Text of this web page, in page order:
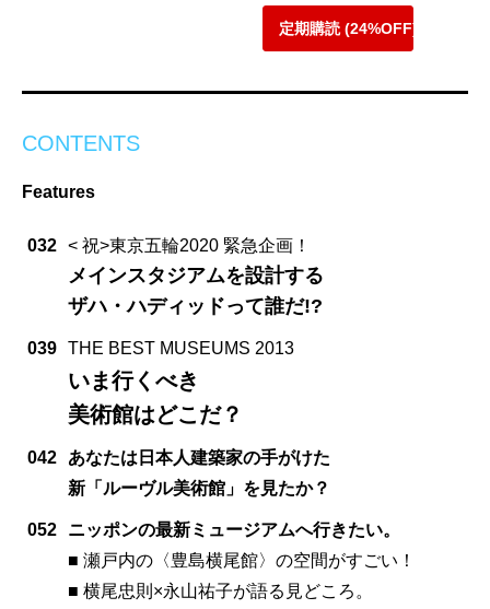
定期購読 (24%OFF)
CONTENTS
Features
032 < 祝>東京五輪2020 緊急企画！
メインスタジアムを設計する
ザハ・ハディッドって誰だ!?
039 THE BEST MUSEUMS 2013
いま行くべき
美術館はどこだ？
042
あなたは日本人建築家の手がけた
新「ルーヴル美術館」を見たか？
052
ニッポンの最新ミュージアムへ行きたい。
■ 瀬戸内の〈豊島横尾館〉の空間がすごい！
■ 横尾忠則×永山祐子が語る見どころ。